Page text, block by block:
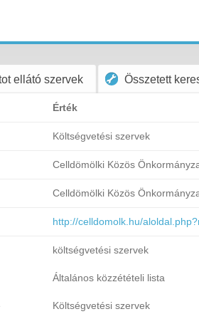
ellátó szervek Összetett
Érték
Költségvetési szervek
Celldömölki Közös
Celldömölki Közös
http://celldomolk.hu/
költségvetési szervek
Általános közzétételi lista
Költségvetési szervek